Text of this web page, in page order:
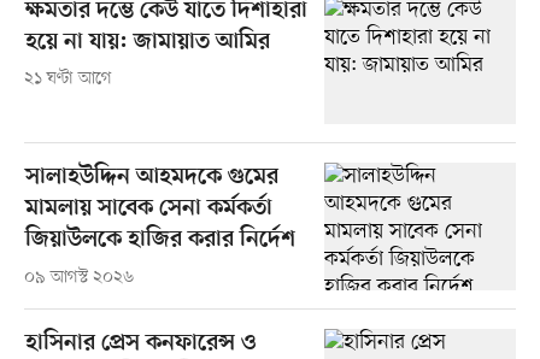
ক্ষমতার দম্ভে কেউ যাতে দিশাহারা
হয়ে না যায়: জামায়াত আমির
২১ ঘণ্টা আগে
সালাহউদ্দিন আহমদকে গুমের
মামলায় সাবেক সেনা কর্মকর্তা
জিয়াউলকে হাজির করার নির্দেশ
০৯ আগস্ট ২০২৬
হাসিনার প্রেস কনফারেন্স ও